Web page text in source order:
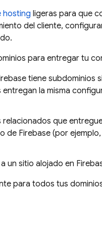
hosting ligeras para que
del cliente,
para entregar tu
tiene subdominios
entregan la misma
relacionados que
Firebase (por
a un sitio alojado en
para todos tus